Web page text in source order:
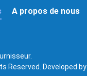
A propos de nous
Reserved. Developed by